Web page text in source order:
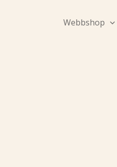
Webbshop